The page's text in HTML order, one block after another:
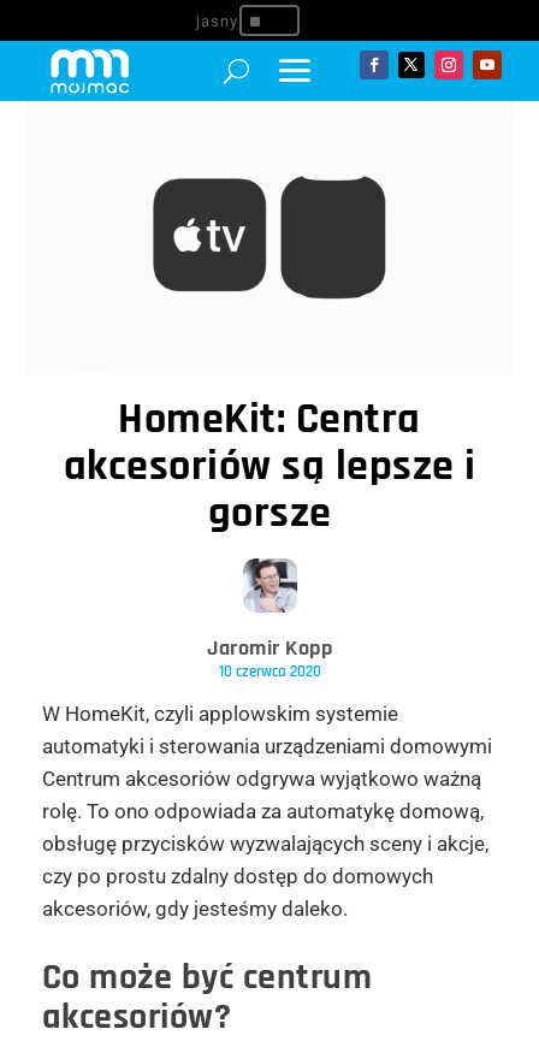
^
HomeKit: Centra
akcesoriów są lepsze i
gorsze
Jaromir Kopp
10 czerwca 2020
W HomeKit, czyli applowskim systemie
automatyki i sterowania urządzeniami domowymi
Centrum akcesoriów odgrywa wyjątkowo ważną
rolę. To ono odpowiada za automatykę domową,
obsługę przycisków wyzwalających sceny i akcje,
czy po prostu zdalny dostęp do domowych
akcesoriów, gdy jesteśmy daleko.
Co może być centrum
akcesoriów?